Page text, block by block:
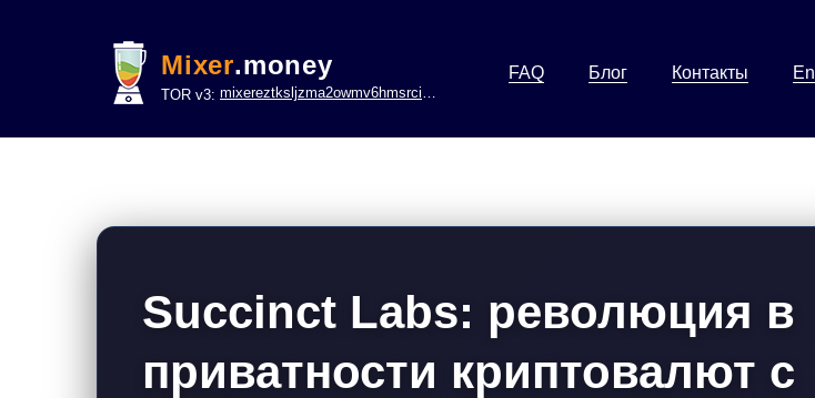
Mixer.money
TOR v3: mixereztksljzma2owmv6hmsrci322lsje6m3svicoddk3xbgvhd2fid.onion
FAQ Блог Контакты En
Succinct Labs: революция в
приватности криптовалют с